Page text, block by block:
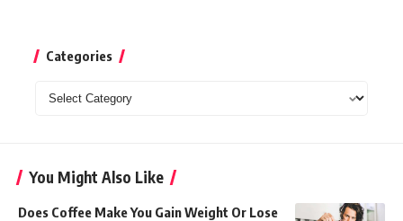
Categories
Categories
You Might Also Like
Does Coffee Make You Gain Weight Or Lose